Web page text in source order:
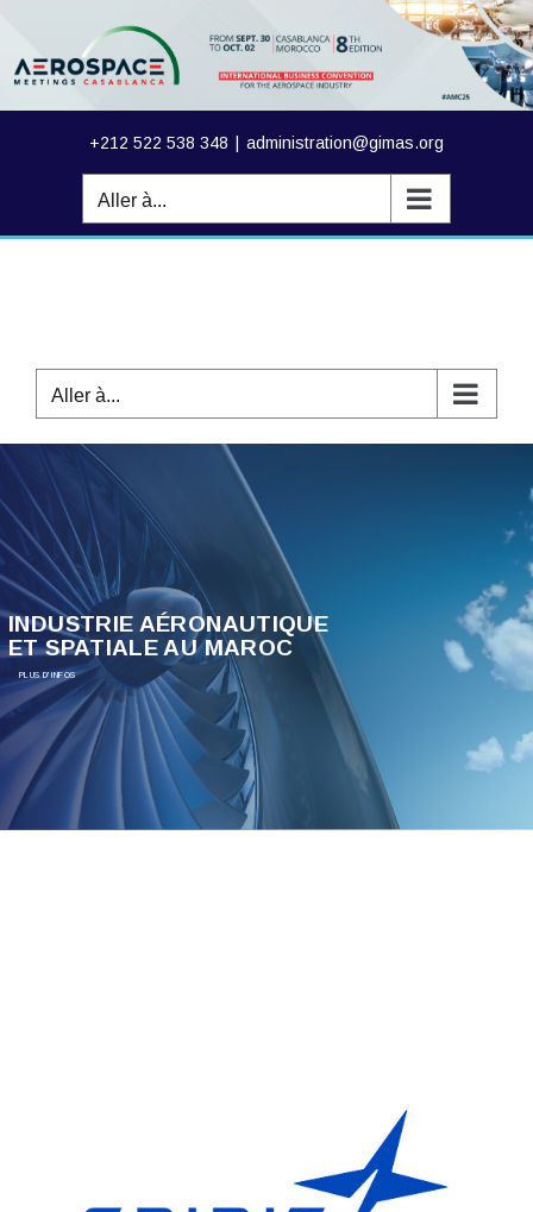
+212 522 538 348 administration@gimas.org
Aller à...
Aller à...
INDUSTRIE AÉRONAUTIQUE
ET SPATIALE AU MAROC
PLUS D'INFOS